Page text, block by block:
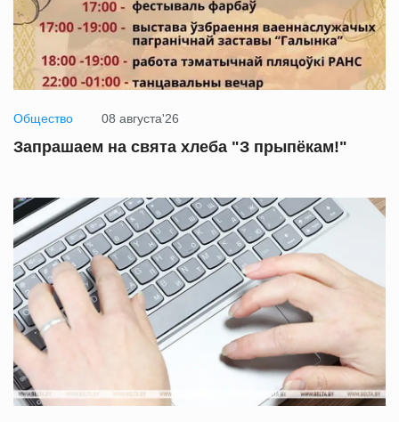
Общество 08 августа'26
Запрашаем на свята хлеба "З прыпёкам!"